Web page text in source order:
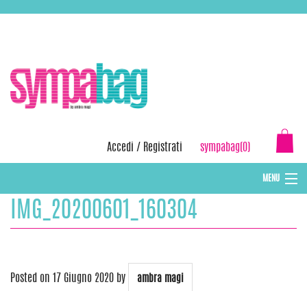
Accedi / Registrati sympabag(0)
MENU
CAPPELLI INVERNALI DONNA
IMG_20200601_160304
Posted on 17 Giugno 2020 by ambra magi